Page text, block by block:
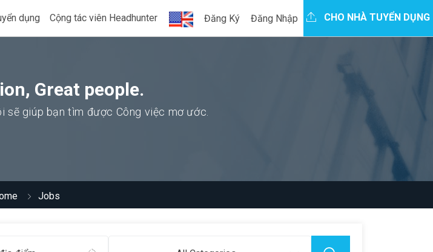
dụng Cộng tác viên Headhunter Đăng Ký Đăng Nhập CHO NHÀ TUYỂN DỤNG
Great people.
sẽ giúp bạn tìm được Công việc mơ ước.
Jobs